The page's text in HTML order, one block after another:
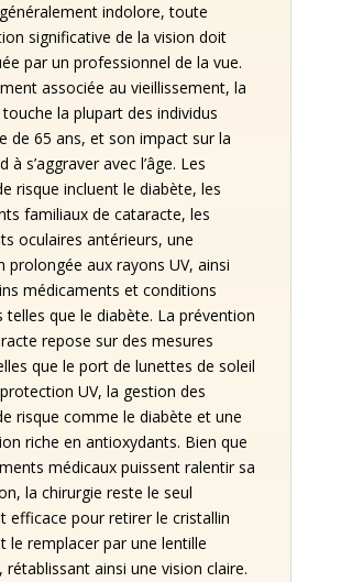
indolore, toute
significative de la vision doit
par un professionnel de la vue.
associée au vieillissement, la
la plupart des individus
de 65 ans, et son impact sur la
à s’aggraver avec l’âge. Les
risque incluent le diabète, les
familiaux de cataracte, les
oculaires antérieurs, une
prolongée aux rayons UV, ainsi
médicaments et conditions
telles que le diabète. La prévention
repose sur des mesures
que le port de lunettes de soleil
UV, la gestion des
risque comme le diabète et une
riche en antioxydants. Bien que
médicaux puissent ralentir sa
la chirurgie reste le seul
efficace pour retirer le cristallin
le remplacer par une lentille
rétablissant ainsi une vision claire.